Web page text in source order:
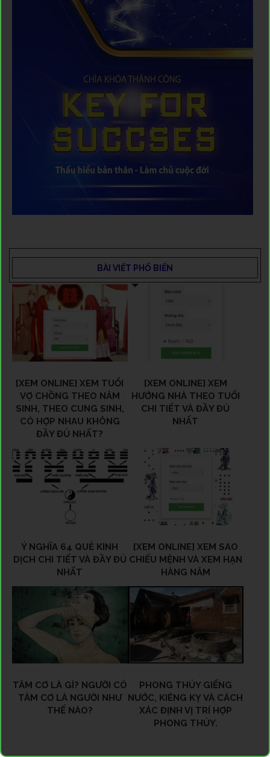
BÀI VIẾT PHỔ BIẾN
[XEM ONLINE] XEM TUỔI
VỢ CHỒNG THEO NĂM
SINH, THEO CUNG SINH,
CÓ HỢP NHAU KHÔNG
ĐẦY ĐỦ NHẤT?
[XEM ONLINE] XEM
HƯỚNG NHÀ THEO TUỔI
CHI TIẾT VÀ ĐẦY ĐỦ
NHẤT
Ý NGHĨA 64 QUẺ KINH
DỊCH CHI TIẾT VÀ ĐẦY ĐỦ
NHẤT
[XEM ONLINE] XEM SAO
CHIẾU MỆNH VÀ XEM HẠN
HÀNG NĂM
TÂM CƠ LÀ GÌ? NGƯỜI CÓ
TÂM CƠ LÀ NGƯỜI NHƯ
THẾ NÀO?
PHONG THỦY GIẾNG
NƯỚC, KIÊNG KỴ VÀ CÁCH
XÁC ĐỊNH VỊ TRÍ HỢP
PHONG THỦY.